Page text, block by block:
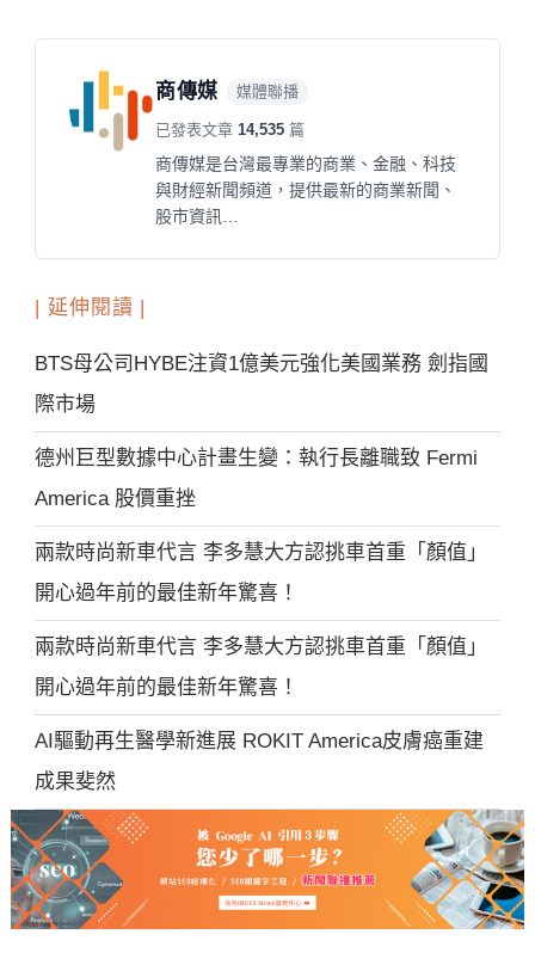
商傳媒 媒體聯播
已發表文章 14,535 篇
商傳媒是台灣最專業的商業、金融、科技
與財經新聞頻道，提供最新的商業新聞、
股市資訊…
| 延伸閱讀 |
BTS母公司HYBE注資1億美元強化美國業務 劍指國
際市場
德州巨型數據中心計畫生變：執行長離職致 Fermi
America 股價重挫
兩款時尚新車代言 李多慧大方認挑車首重「顏值」
開心過年前的最佳新年驚喜！
兩款時尚新車代言 李多慧大方認挑車首重「顏值」
開心過年前的最佳新年驚喜！
AI驅動再生醫學新進展 ROKIT America皮膚癌重建
成果斐然